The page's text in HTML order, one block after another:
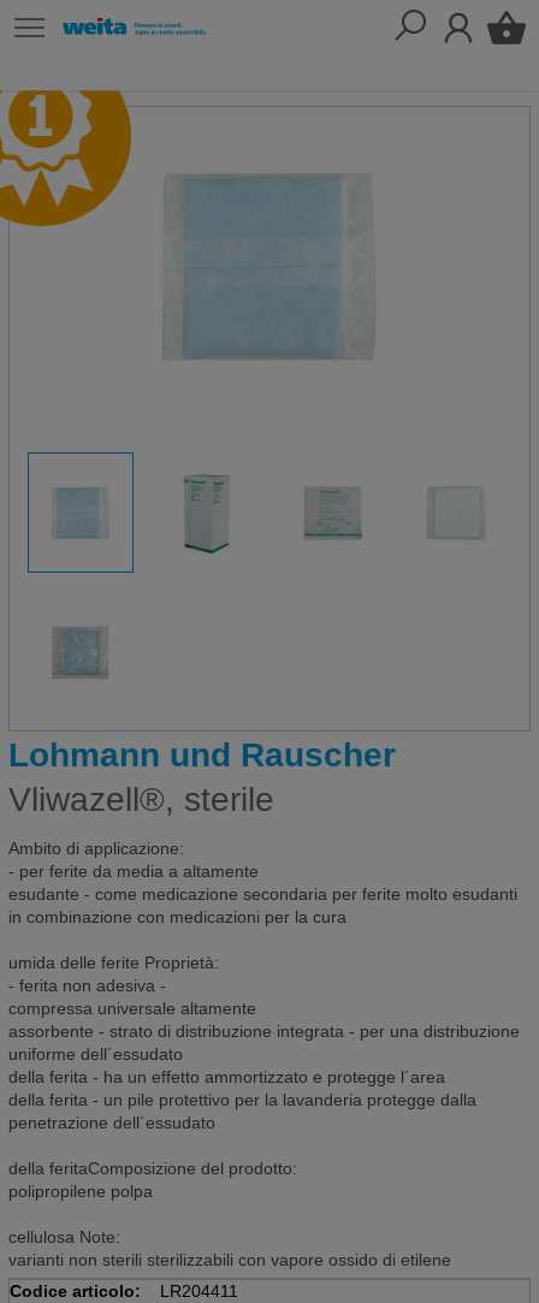
Lohmann und Rauscher
Vliwazell®, sterile
Ambito di applicazione:
- per ferite da media a altamente
esudante - come medicazione secondaria per ferite molto esudanti
in combinazione con medicazioni per la cura
umida delle ferite Proprietà:
- ferita non adesiva -
compressa universale altamente
assorbente - strato di distribuzione integrata - per una distribuzione
uniforme dell´essudato
della ferita - ha un effetto ammortizzato e protegge l´area
della ferita - un pile protettivo per la lavanderia protegge dalla
penetrazione dell´essudato
della feritaComposizione del prodotto:
polipropilene polpa
cellulosa Note:
varianti non sterili sterilizzabili con vapore ossido di etilene
Codice articolo:
LR204411